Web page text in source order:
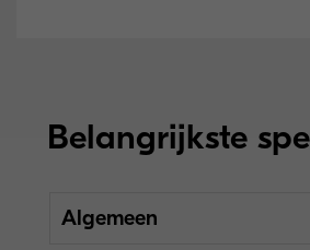
Belangrijkste
Algemeen